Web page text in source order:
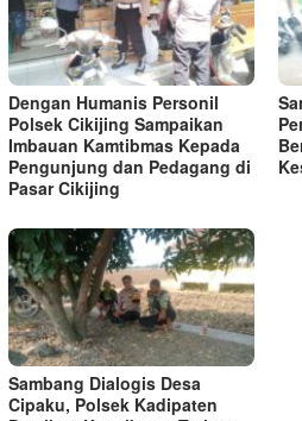
Dengan Humanis Personil
Polsek Cikijing Sampaikan
Imbauan Kamtibmas Kepada
Pengunjung dan Pedagang di
Pasar Cikijing
Sambang Dialogis Desa
Cipaku, Polsek Kadipaten